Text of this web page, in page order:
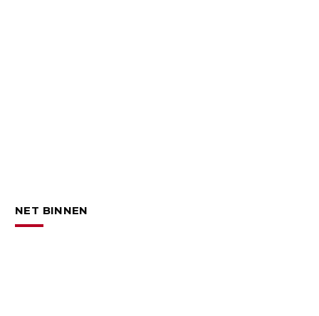
NET BINNEN